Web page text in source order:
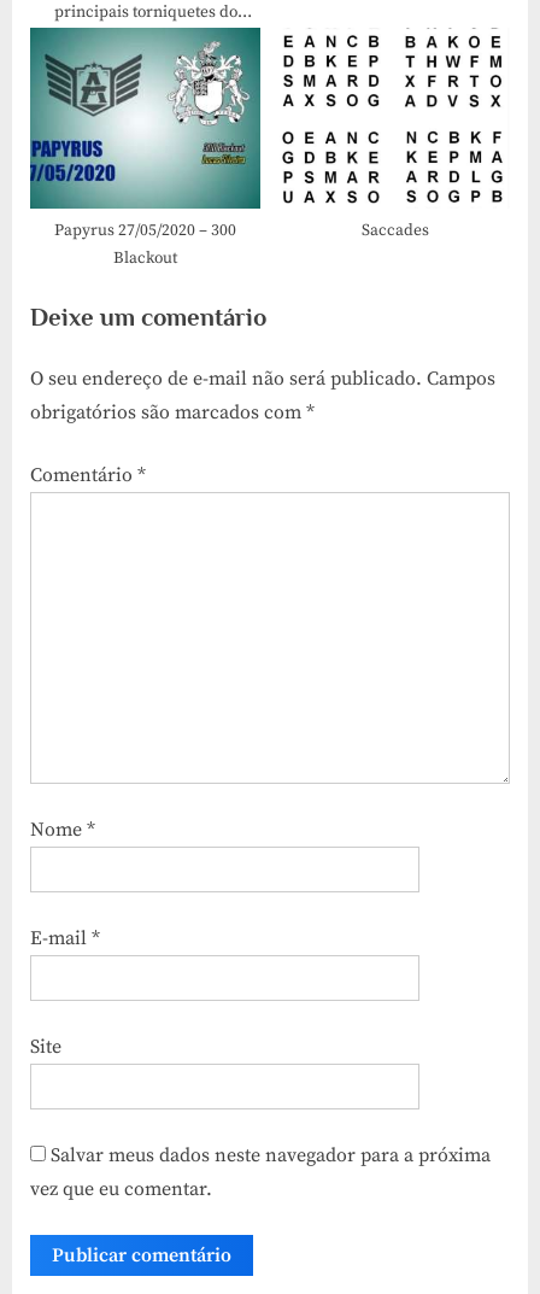
principais torniquetes do
mercado
Papyrus 27/05/2020 – 300
Blackout
Saccades
Deixe um comentário
O seu endereço de e-mail não será publicado. Campos
obrigatórios são marcados com *
Comentário *
Nome *
E-mail *
Site
Salvar meus dados neste navegador para a próxima
vez que eu comentar.